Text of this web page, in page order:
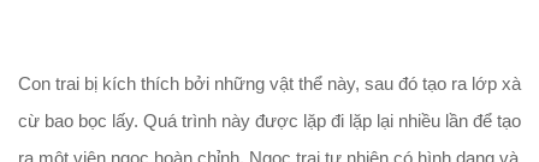
Con trai bị kích thích bởi những vật thể này, sau đó tạo ra lớp xà
cừ bao bọc lấy. Quá trình này được lặp đi lặp lại nhiều lần để tạo
ra một viên ngọc hoàn chỉnh. Ngọc trai tự nhiên có hình dạng và